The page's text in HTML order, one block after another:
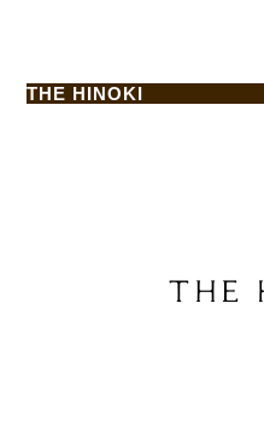
THE HINOKI